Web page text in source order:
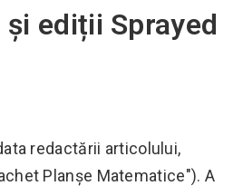
ediții Sprayed
redactării articolului,
Planșe Matematice"). A